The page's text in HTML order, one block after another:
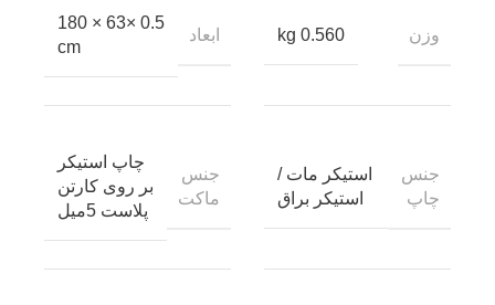
وزن 0.560 kg ابعاد
0.5 ×63 × 180
cm
جنس
چاپ
استیکر مات /
استیکر براق
جنس
ماکت
چاپ استیکر
بر روی کارتن
پلاست 5میل